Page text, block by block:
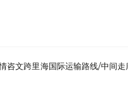
咨文跨里海国际运输路线/中间走